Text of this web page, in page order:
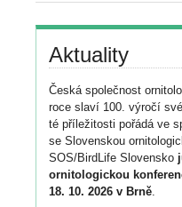
Aktuality
Česká společnost
roce slaví 100. výročí
té příležitosti pořádá ve
se Slovenskou
SOS/BirdLife Slovensko
ornitologickou
18. 10. 2026 v Brně.